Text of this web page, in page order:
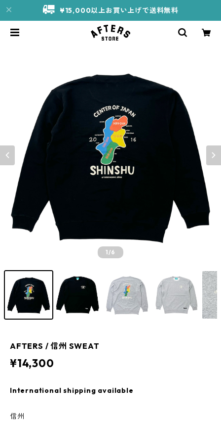
¥15,000以上お買い上げで送料無料
1/6
AFTERS / 信州 SWEAT
¥14,300
International shipping available
信州